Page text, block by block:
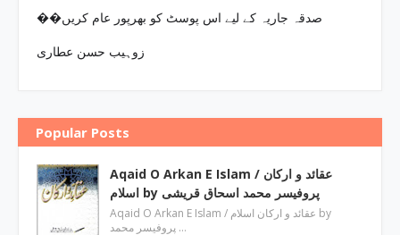
��صدقہ جاریہ کے لیے اس پوسٹ کو بھرپور عام کریں
زوہیب حسن عطاری
Popular Posts
Aqaid O Arkan E Islam / عقائد و ارکان
اسلام by پروفیسر محمد اسحاق قریشی
Aqaid O Arkan E Islam / عقائد و ارکان اسلام by
پروفیسر محمد …